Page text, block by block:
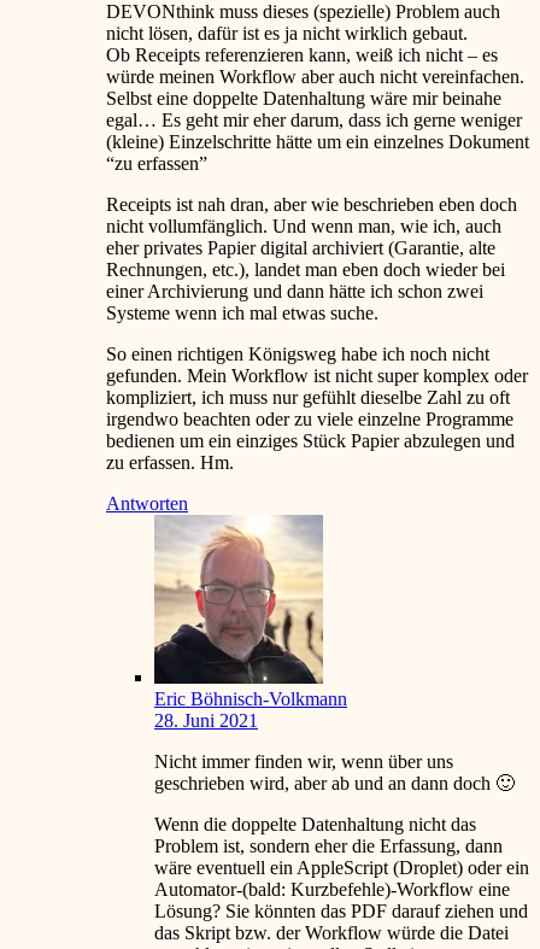
DEVONthink muss dieses (spezielle) Problem auch
nicht lösen, dafür ist es ja nicht wirklich gebaut.
Ob Receipts referenzieren kann, weiß ich nicht – es
würde meinen Workflow aber auch nicht vereinfachen.
Selbst eine doppelte Datenhaltung wäre mir beinahe
egal… Es geht mir eher darum, dass ich gerne weniger
(kleine) Einzelschritte hätte um ein einzelnes Dokument
“zu erfassen”
Receipts ist nah dran, aber wie beschrieben eben doch
nicht vollumfänglich. Und wenn man, wie ich, auch
eher privates Papier digital archiviert (Garantie, alte
Rechnungen, etc.), landet man eben doch wieder bei
einer Archivierung und dann hätte ich schon zwei
Systeme wenn ich mal etwas suche.
So einen richtigen Königsweg habe ich noch nicht
gefunden. Mein Workflow ist nicht super komplex oder
kompliziert, ich muss nur gefühlt dieselbe Zahl zu oft
irgendwo beachten oder zu viele einzelne Programme
bedienen um ein einziges Stück Papier abzulegen und
zu erfassen. Hm.
Antworten
Eric Böhnisch-Volkmann
28. Juni 2021
Nicht immer finden wir, wenn über uns
geschrieben wird, aber ab und an dann doch 🙂
Wenn die doppelte Datenhaltung nicht das
Problem ist, sondern eher die Erfassung, dann
wäre eventuell ein AppleScript (Droplet) oder ein
Automator-(bald: Kurzbefehle)-Workflow eine
Lösung? Sie könnten das PDF darauf ziehen und
das Skript bzw. der Workflow würde die Datei